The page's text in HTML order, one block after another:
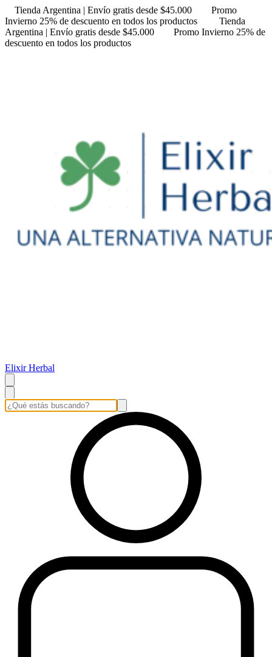
Tienda Argentina | Envío gratis desde $45.000
Promo
Invierno 25% de descuento en todos los productos
Tienda
Argentina | Envío gratis desde $45.000
Promo Invierno 25% de
descuento en todos los productos
Elixir Herbal